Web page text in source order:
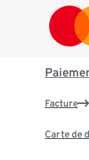
Facture
Carte de